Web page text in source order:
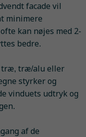
facade vil
minimere
kan nøjes med 2-
bedre.
træ, træ/alu eller
styrker og
vinduets udtryk og
af de